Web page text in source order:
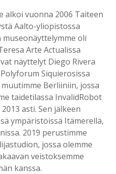
alkoi vuonna 2006 Taiteen
Aalto-yliopistossa
museonäyttelymme oli
Arte Actualissa
näyttelyt Diego Rivera
Siquierosissa
Berliiniin, jossa
taidetilassa InvalidRobot
asti. Sen jälkeen
ympäristöissä Itämerellä,
2019 perustimme
jossa olemme
veistoksemme
kanssa.